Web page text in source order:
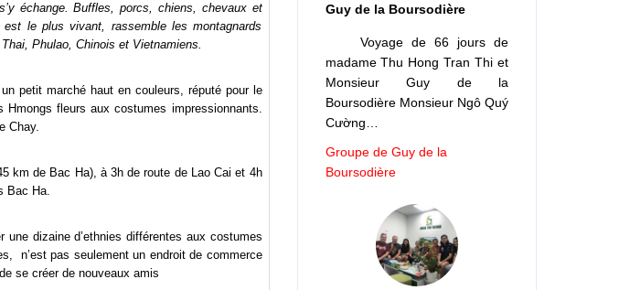
échange. Buffles, porcs, chiens, chevaux et
le plus vivant, rassemble les montagnards
Phulao, Chinois et Vietnamiens.
petit marché haut en couleurs, réputé pour le
Hmongs fleurs aux costumes impressionnants.
Chay.
km de Bac Ha), à 3h de route de Lao Cai et 4h
Bac Ha.
dizaine d’ethnies différentes aux costumes
n’est pas seulement un endroit de commerce
se créer de nouveaux amis
Guy de la Boursodière
Voyage de 66 jours de
madame Thu Hong Tran Thi et
Monsieur Guy de la
Boursodière Monsieur Ngô Quý
Cường…
Groupe de Guy de la
Boursodière